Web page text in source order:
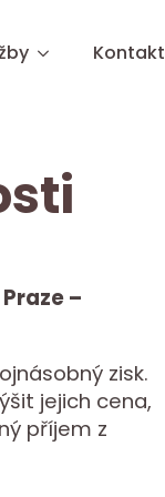
Kontakt
–
zisk.
jejich cena,
příjem z